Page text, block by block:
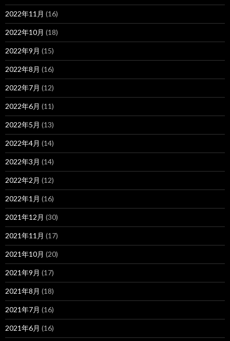
2022年11月 (16)
2022年10月 (18)
2022年9月 (15)
2022年8月 (16)
2022年7月 (12)
2022年6月 (11)
2022年5月 (13)
2022年4月 (14)
2022年3月 (14)
2022年2月 (12)
2022年1月 (16)
2021年12月 (30)
2021年11月 (17)
2021年10月 (20)
2021年9月 (17)
2021年8月 (18)
2021年7月 (16)
2021年6月 (16)